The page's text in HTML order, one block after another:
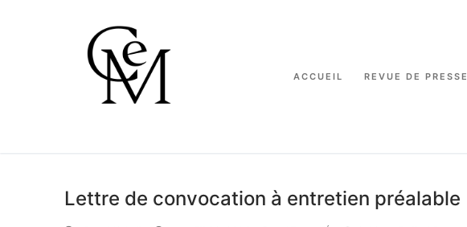
ACCUEIL REVUE DE PRESSE
Lettre de convocation à entretien préalable